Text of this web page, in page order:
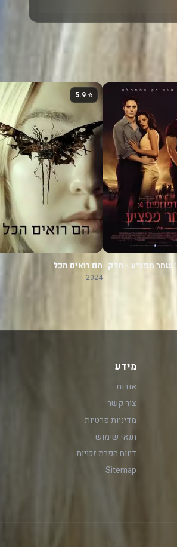
דמדומים 4: שחר מפציע - חלק
⭐ 5.9
הם רואים הכל
2024
מידע
אודות
צור קשר
מדיניות פרטיות
תנאי שימוש
דיווח הפרת זכויות
Sitemap